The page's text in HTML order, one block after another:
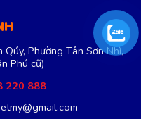
Phường Tân Sơn Nhì,
Phú cũ)
220 888